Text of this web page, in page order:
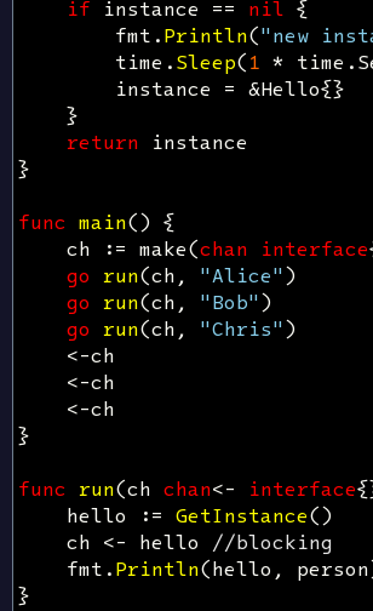
if instance == nil {
fmt .Println("new
time .Sleep(1 * time .
instance = &Hello{}
}
return instance
}
func main() {
ch
:= make(chan interface
go run(ch , "Alice")
go run(ch , "Bob")
go run(ch , "Chris")
<-ch
<-ch
<-ch
}
func run(ch chan<- interface
hello
:= GetInstance()
ch <- hello //blocking
fmt .Println(hello , person
}